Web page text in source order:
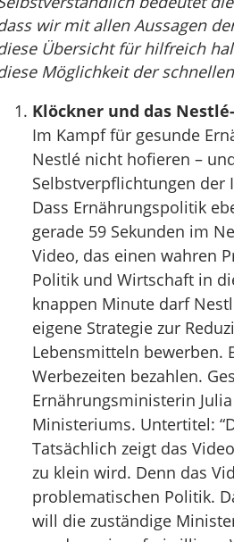
wir mit allen Aussagen
Übersicht für hilfreich
Möglichkeit der
Klöckner und das
Im Kampf für gesunde
Nestlé nicht hofieren –
Selbstverpflichtungen der
Dass Ernährungspolitik
gerade 59 Sekunden im
Video, das einen wahren
Politik und Wirtschaft in
knappen Minute darf
eigene Strategie zur
Lebensmitteln bewerben.
Werbezeiten bezahlen.
Ernährungsministerin
Ministeriums. Untertitel:
Tatsächlich zeigt das
zu klein wird. Denn das
problematischen Politik.
will die zuständige